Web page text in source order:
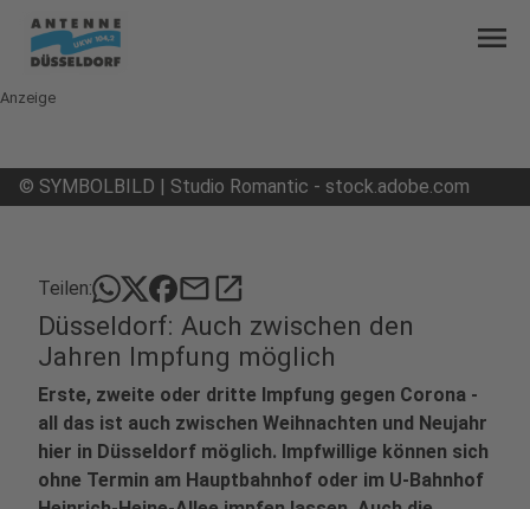
menu
Anzeige
© SYMBOLBILD | Studio Romantic - stock.adobe.com
Teilen: mailopen_in_new
Düsseldorf: Auch zwischen den
Jahren Impfung möglich
Erste, zweite oder dritte Impfung gegen Corona -
all das ist auch zwischen Weihnachten und Neujahr
hier in Düsseldorf möglich. Impfwillige können sich
ohne Termin am Hauptbahnhof oder im U-Bahnhof